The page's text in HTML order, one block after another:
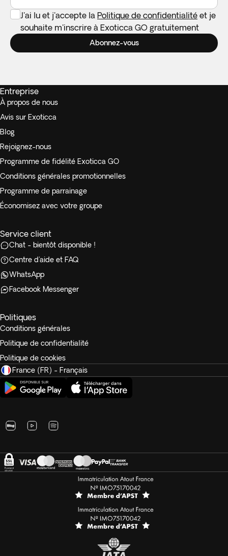
J'ai lu et j'accepte la Politique de confidentialité et je
souhaite m'inscrire à Exoticca GO gratuitement
Abonnez-vous
Entreprise
À propos de nous
Avis sur Exoticca
Blog
Rejoignez-nous
Programme de fidélité Exoticca GO
Conditions générales promotionnelles
Programme de parrainage
Économisez avec votre groupe
Service client
Chat - bientôt disponible !
Centre d'aide et FAQ
WhatsApp
Facebook Messenger
Politiques
Conditions générales
Politique de confidentialité
Politique de cookies
France (FR) - Français